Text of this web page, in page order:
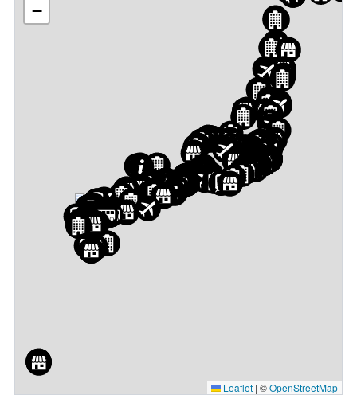
−
Leaflet | ©OpenStreetMap